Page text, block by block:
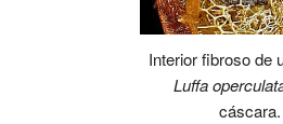
Interior fibroso de
Luffa
cáscara.